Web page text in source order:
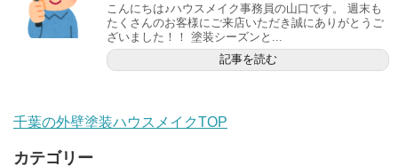
こんにちは♪ハウスメイク事務員の山口です。 週末も
たくさんのお客様にご来店いただき誠にありがとうご
ざいました！！ 塗装シーズンと...
記事を読む
千葉の外壁塗装ハウスメイクTOP
カテゴリー